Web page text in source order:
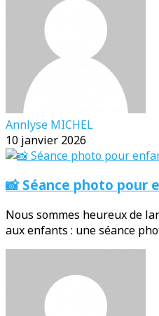
Annlyse MICHEL
10 janvier 2026
📸 Séance photo pour
Nous sommes heureux de
aux enfants : une séance